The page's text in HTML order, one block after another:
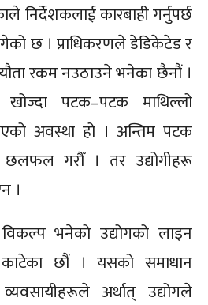
निर्देशकलाई कारबाही गर्नुपर्छ
छ । प्राधिकरणले डेडिकेटेड र
रकम नउठाउने भनेका छैनौं ।
खोज्दा पटक–पटक माथिल्लो
अवस्था हो । अन्तिम पटक
गरौँ । तर उद्योगीहरू
।
भनेको उद्योगको लाइन
छौं । यसको समाधान
अर्थात् उद्योगले